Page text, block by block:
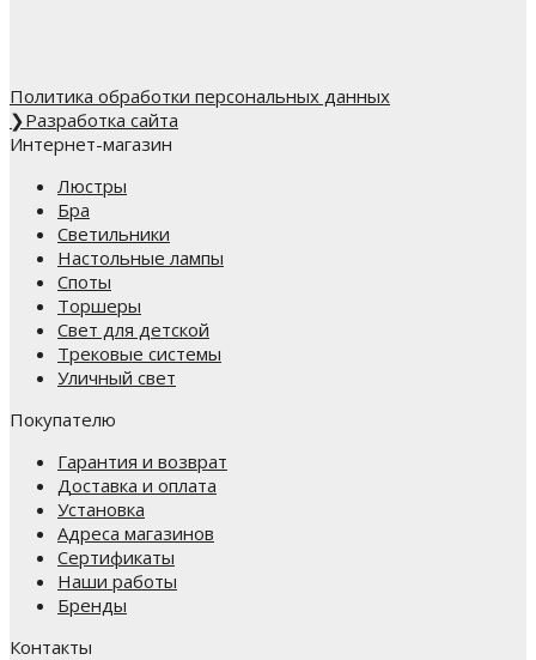
Политика обработки персональных данных
❯Разработка сайта
Интернет-магазин
Люстры
Бра
Светильники
Настольные лампы
Споты
Торшеры
Свет для детской
Трековые системы
Уличный свет
Покупателю
Гарантия и возврат
Доставка и оплата
Установка
Адреса магазинов
Сертификаты
Наши работы
Бренды
Контакты